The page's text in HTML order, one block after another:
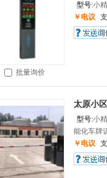
批量询价
型号:小
￥电议
太原小
型号:小
能化车牌
￥电议